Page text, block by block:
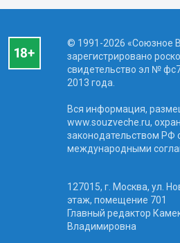
© 1991-2026 «Союзное
зарегистрировано
свидетельство эл №
2013 года.
Вся информация,
www.souzveche.ru,
законодательством РФ
международными
127015, г. Москва, ул.
этаж, помещение 701
Главный редактор
Владимировна